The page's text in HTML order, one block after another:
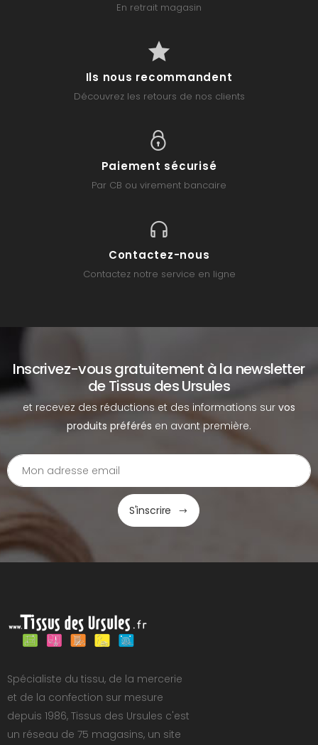
En retrait magasin
Ils nous recommandent
Découvrez les retours de nos clients
Paiement sécurisé
Par CB ou virement bancaire
Contactez-nous
Contactez notre service en ligne
Inscrivez-vous gratuitement à la newsletter
de Tissus des Ursules
et recevez des réductions et des informations sur vos
produits préférés en avant première.
S'inscrire
Spécialiste du tissu, de la mercerie
et de la confection sur mesure
depuis 1986, Tissus des Ursules c'est
un réseau de 75 magasins, un site